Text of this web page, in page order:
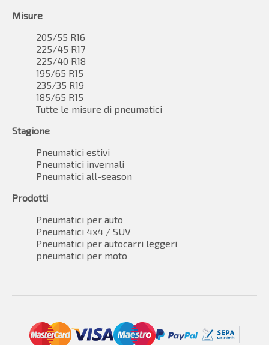
Misure
205/55 R16
225/45 R17
225/40 R18
195/65 R15
235/35 R19
185/65 R15
Tutte le misure di pneumatici
Stagione
Pneumatici estivi
Pneumatici invernali
Pneumatici all-season
Prodotti
Pneumatici per auto
Pneumatici 4x4 / SUV
Pneumatici per autocarri leggeri
pneumatici per moto